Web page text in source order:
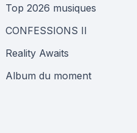
Top 2026 musiques
CONFESSIONS II
Reality Awaits
Album du moment